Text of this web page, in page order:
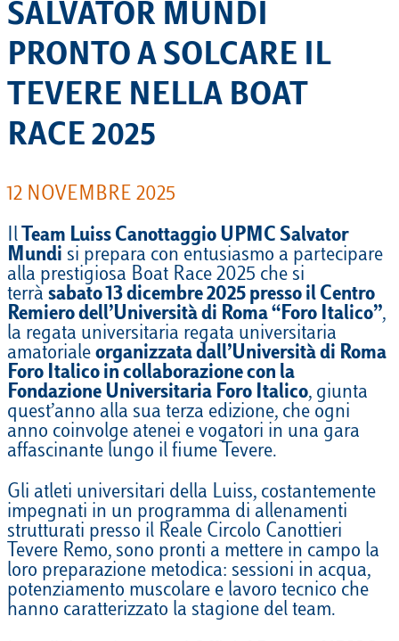
SALVATOR MUNDI
PRONTO A SOLCARE IL
TEVERE NELLA BOAT
RACE 2025
12 NOVEMBRE 2025
Il Team Luiss Canottaggio UPMC Salvator
Mundi si prepara con entusiasmo a partecipare
alla prestigiosa Boat Race 2025 che si
terrà sabato 13 dicembre 2025 presso il Centro
Remiero dell’Università di Roma “Foro Italico”,
la regata universitaria regata universitaria
amatoriale organizzata dall’Università di Roma
Foro Italico in collaborazione con la
Fondazione Universitaria Foro Italico, giunta
quest’anno alla sua terza edizione, che ogni
anno coinvolge atenei e vogatori in una gara
affascinante lungo il fiume Tevere.
Gli atleti universitari della Luiss, costantemente
impegnati in un programma di allenamenti
strutturati presso il Reale Circolo Canottieri
Tevere Remo, sono pronti a mettere in campo la
loro preparazione metodica: sessioni in acqua,
potenziamento muscolare e lavoro tecnico che
hanno caratterizzato la stagione del team.